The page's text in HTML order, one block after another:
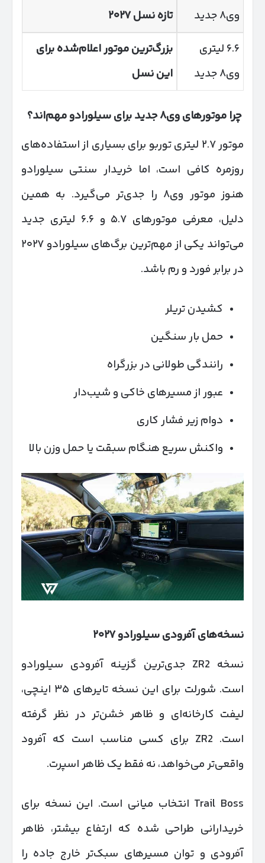
وی۸ جدید
تازه نسل۲۰۲۷
۶.۶ لیتری
وی۸ جدید
بزرگ‌ترین موتور اعلام‌شده برای
این نسل
چرا موتورهای وی۸جدید برای سیلورادو مهم‌اند؟
موتور ۲.۷ لیتری توربو برای بسیاری از استفاده‌های
روزمره کافی است، اما خریدار سنتی سیلورادو
هنوز موتور وی۸ را جدی‌تر می‌گیرد. به همین
دلیل، معرفی موتورهای ۵.۷ و ۶.۶ لیتری جدید
می‌تواند یکی از مهم‌ترین برگ‌های سیلورادو ۲۰۲۷
در برابر فورد و رم باشد.
کشیدن تریلر
حمل بار سنگین
رانندگی طولانی در بزرگراه
عبور از مسیرهای خاکی و شیب‌دار
دوام زیر فشار کاری
واکنش سریع هنگام سبقت یا حمل وزن بالا
نسخه‌های آفرودی سیلورادو۲۰۲۷
نسخه ZR2 جدی‌ترین گزینه آفرودی سیلورادو
است. شورلت برای این نسخه تایرهای ۳۵ اینچی،
لیفت کارخانه‌ای و ظاهر خشن‌تر در نظر گرفته
است. ZR2 برای کسی مناسب است که آفرود
واقعی‌تر می‌خواهد، نه فقط یک ظاهر اسپرت.
Trail Boss انتخاب میانی است. این نسخه برای
خریدارانی طراحی شده که ارتفاع بیشتر، ظاهر
آفرودی و توان مسیرهای سبک‌تر خارج جاده را